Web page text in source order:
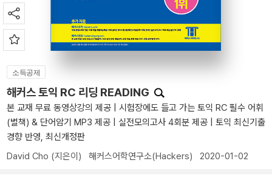
소득공제
해커스 토익 RC 리딩 READING
본 교재 무료 동영상강의 제공 | 시험장에도 들고 가는 토익 RC 필수 어휘
(별책) & 단어암기 MP3 제공 | 실전모의고사 4회분 제공 | 토익 최신기출
경향 반영, 최신개정판
David Cho (지은이) 해커스어학연구소(Hackers) 2020-01-02